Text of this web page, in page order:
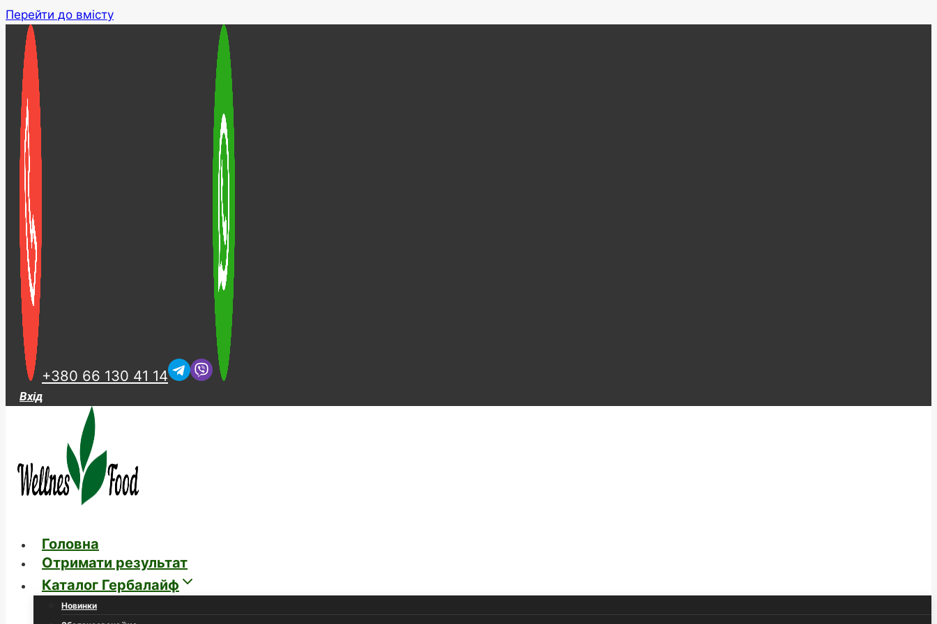
Перейти до вмісту
+380 66 130 41 14
Вхід
Головна
Отримати результат
Каталог Гербалайф
Новинки